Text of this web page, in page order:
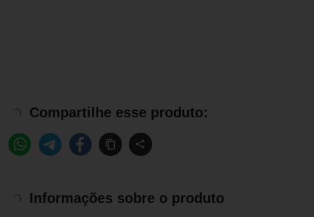
Compartilhe esse produto:
Informações sobre o produto